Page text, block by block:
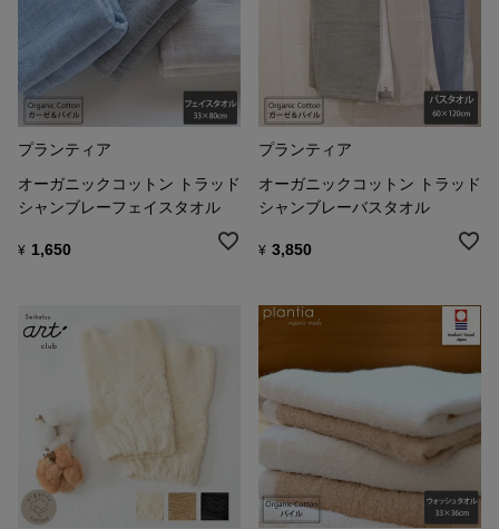
プランティア
オーガニックコットン トラッド
シャンブレーフェイスタオル
¥ 1,650
プランティア
オーガニックコットン トラッド
シャンブレーバスタオル
¥ 3,850